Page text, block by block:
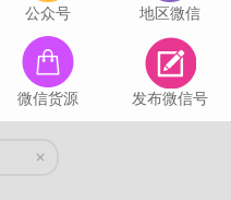
公众号 地区微信
微信货源 发布微信号